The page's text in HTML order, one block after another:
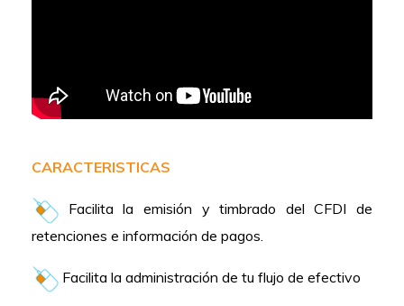
CARACTERISTICAS
Facilita la emisión y timbrado del CFDI de
retenciones e información de pagos.
Facilita la administración de tu flujo de efectivo